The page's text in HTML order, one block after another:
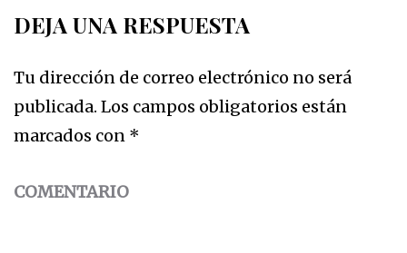
DEJA UNA RESPUESTA
Tu dirección de correo electrónico no será
publicada. Los campos obligatorios están
marcados con *
COMENTARIO